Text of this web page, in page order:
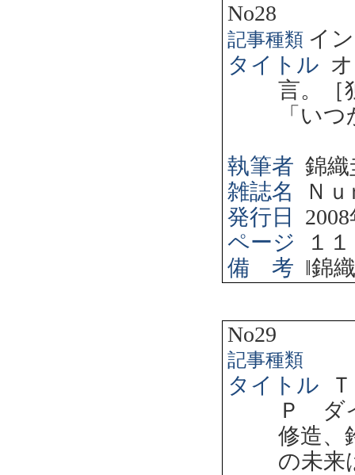
No28
記事種類 イ
タイトル
言。［
「い
執筆者 錦織
雑誌名
Ｎ
発行日
2008
ページ
１
備 考 ‖錦
No29
記事種類
タイトル
Ｐ ダ
修造、
の未来